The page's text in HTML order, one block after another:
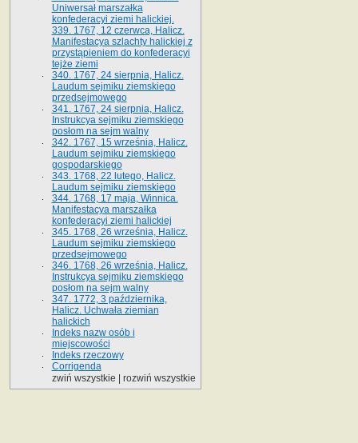
Uniwersał marszałka
konfederacyi ziemi halickiej.
339. 1767, 12 czerwca, Halicz.
Manifestacya szlachty halickiej z
przystąpieniem do konfederacyi
tejże ziemi
340. 1767, 24 sierpnia, Halicz.
Laudum sejmiku ziemskiego
przedsejmowego
341. 1767, 24 sierpnia, Halicz.
Instrukcya sejmiku ziemskiego
posłom na sejm walny
342. 1767, 15 września, Halicz.
Laudum sejmiku ziemskiego
gospodarskiego
343. 1768, 22 lutego, Halicz.
Laudum sejmiku ziemskiego
344. 1768, 17 maja, Winnica.
Manifestacya marszałka
konfederacyi ziemi halickiej
345. 1768, 26 września, Halicz.
Laudum sejmiku ziemskiego
przedsejmowego
346. 1768, 26 września, Halicz.
Instrukcya sejmiku ziemskiego
posłom na sejm walny
347. 1772, 3 października,
Halicz. Uchwała ziemian
halickich
Indeks nazw osób i
miejscowości
Indeks rzeczowy
Corrigenda
zwiń wszystkie
rozwiń wszystkie